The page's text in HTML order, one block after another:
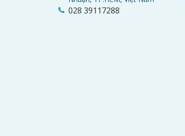
028 39117288